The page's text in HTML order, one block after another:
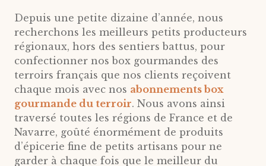
Depuis une petite dizaine d’année, nous
recherchons les meilleurs petits producteurs
régionaux, hors des sentiers battus, pour
confectionner nos box gourmandes des
terroirs français que nos clients reçoivent
chaque mois avec nos abonnements box
gourmande du terroir. Nous avons ainsi
traversé toutes les régions de France et de
Navarre, goûté énormément de produits
d’épicerie fine de petits artisans pour ne
garder à chaque fois que le meilleur du